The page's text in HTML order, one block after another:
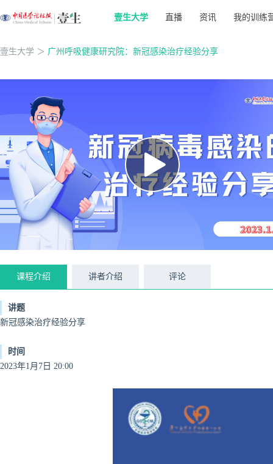
壹生大学 直播 资讯 我的训练
壹生大学 ＞ 广州呼吸健康研究院：新冠感染治疗经验分享
课程介绍 讲者介绍 评论
讲题
新冠感染治疗经验分享
时间
2023年1月7日 20:00